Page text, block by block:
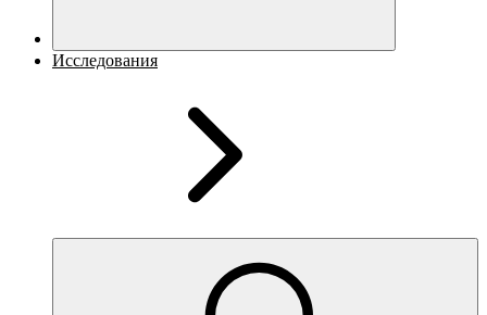
Исследования